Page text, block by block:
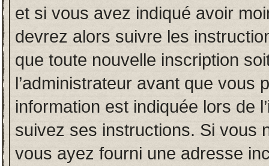
et si vous avez indiqué avoir
devrez alors suivre les
que toute nouvelle inscription
l’administrateur avant que vous
information est indiquée lors de
suivez ses instructions. Si vous
vous ayez fourni une adresse